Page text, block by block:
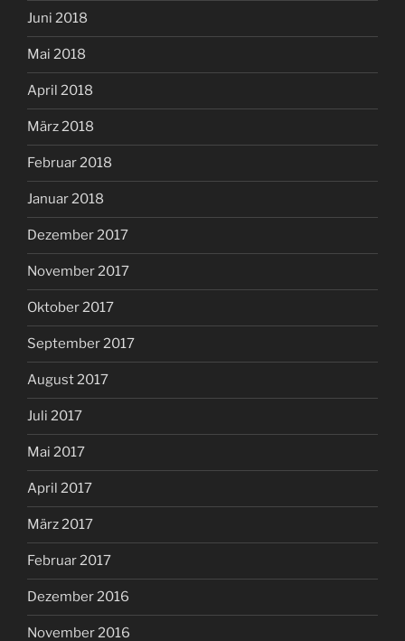
Juni 2018
Mai 2018
April 2018
März 2018
Februar 2018
Januar 2018
Dezember 2017
November 2017
Oktober 2017
September 2017
August 2017
Juli 2017
Mai 2017
April 2017
März 2017
Februar 2017
Dezember 2016
November 2016